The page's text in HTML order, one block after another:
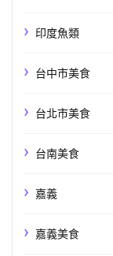
印度魚類
台中市美食
台北市美食
台南美食
嘉義
嘉義美食